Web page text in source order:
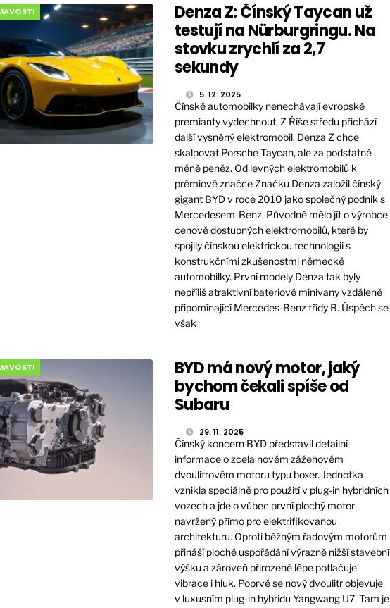
Denza Z: Čínský Taycan už
testují na Nürburgringu. Na
stovku zrychlí za 2,7
sekundy
5. 12. 2025
Čínské automobilky nenechávají evropské
premianty vydechnout. Z Říše středu přichází
další vysněný elektromobil. Denza Z chce
skalpovat Porsche Taycan, ale za podstatně
méně peněz. Od levných elektromobilů k
prémiové značce Značku Denza založil čínský
gigant BYD v roce 2010 jako společný podnik s
Mercedesem-Benz. Původně mělo jít o výrobce
cenově dostupných elektromobilů, které by
spojily čínskou elektrickou technologii s
konstrukčními zkušenostmi německé
automobilky. První modely Denza tak byly
nepříliš atraktivní bateriové minivany vzdáleně
připomínající Mercedes-Benz třídy B. Úspěch se
však
BYD má nový motor, jaký
bychom čekali spíše od
Subaru
29. 11. 2025
Čínský koncern BYD představil detailní
informace o zcela novém zážehovém
dvoulitrovém motoru typu boxer. Jednotka
vznikla speciálně pro použití v plug-in hybridních
vozech a jde o vůbec první plochý motor
navržený přímo pro elektrifikovanou
architekturu. Oproti běžným řadovým motorům
přináší ploché uspořádání výrazně nižší stavební
výšku a zároveň přirozeně lépe potlačuje
vibrace i hluk. Poprvé se nový dvoulitr objevuje
v luxusním plug-in hybridu Yangwang U7. Tam je